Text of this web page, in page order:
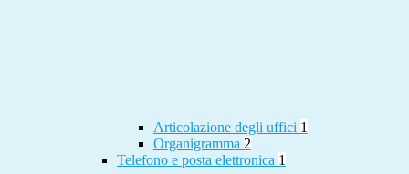
Articolazione degli uffici 1
Organigramma 2
Telefono e posta elettronica 1